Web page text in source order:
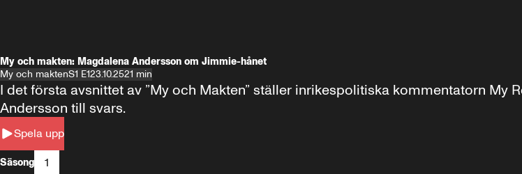
My och makten: Magdalena Andersson om Jimmie-hånet
My och maktenS1 E123.10.2521 min
Spela upp
I det första avsnittet av ”My och Makten” ställer inrikespolitiska kommentatorn
Andersson till svars.
Säsong 1